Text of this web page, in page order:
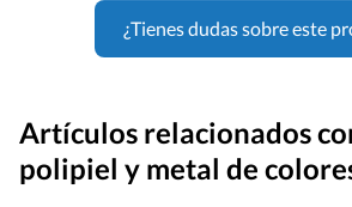
¿Tienes dudas sobre este
Artículos relacionados
polipiel y metal de